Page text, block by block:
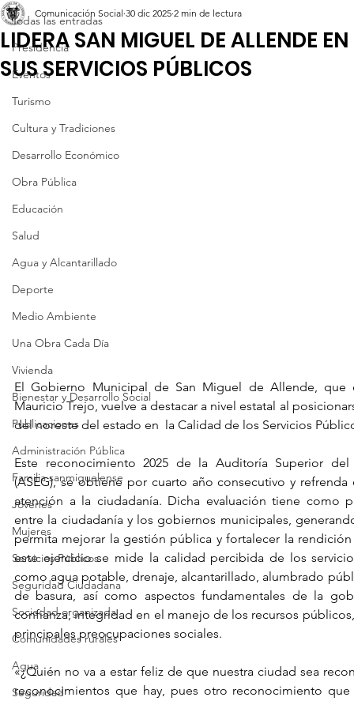
Todas las entradas
Presidencia
Eventos
Turismo
Cultura y Tradiciones
Desarrollo Económico
Obra Pública
Educación
Salud
Agua y Alcantarillado
Deporte
Medio Ambiente
Una Obra Cada Día
Vivienda
Bienestar y Desarrollo Social
Publicaciones
Administración Pública
Familia sanmiguelense
Jóvenes
Mujeres
Servicios Públicos
Seguridad Ciudadana
Sociedad organizada
Comunidades rurales
Agua
Seguridad
LIDERA SAN MIGUEL DE ALLENDE
SUS SERVICIOS PÚBLICOS
Comunicación Social 30 dic 2025 2 min de lectura
El Gobierno Municipal de San Miguel de Allende, que
Mauricio Trejo, vuelve a destacar a nivel estatal al
del noreste del estado en  la Calidad de los Servicios
Este reconocimiento 2025 de la Auditoría Superior del
(ASEG), se obtiene por cuarto año consecutivo y
atención a la ciudadanía. Dicha evaluación tiene como
entre la ciudadanía y los gobiernos municipales,
permita mejorar la gestión pública y fortalecer la
este ejercicio se mide la calidad percibida de los
como agua potable, drenaje, alcantarillado, alumbrado
de basura, así como aspectos fundamentales de la
confianza, integridad en el manejo de los recursos
principales preocupaciones sociales.
«¿Quién no va a estar feliz de que nuestra ciudad sea
reconocimientos que hay, pues otro reconocimiento